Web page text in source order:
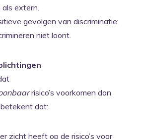
extern.
gevolgen van discriminatie:
niet loont.
risico’s voorkomen dan
dat:
zicht heeft op de risico’s voor